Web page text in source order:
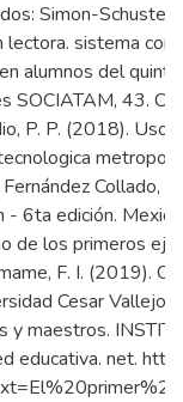
Simon-
lectora. sistema
alumnos del
SOCIATAМ, 43.
P. P. (2018).
Fernández Collado,
- 6ta edición.
de los primeros
F. I. (2019).
Cesar
y maestros.
educativa. net.